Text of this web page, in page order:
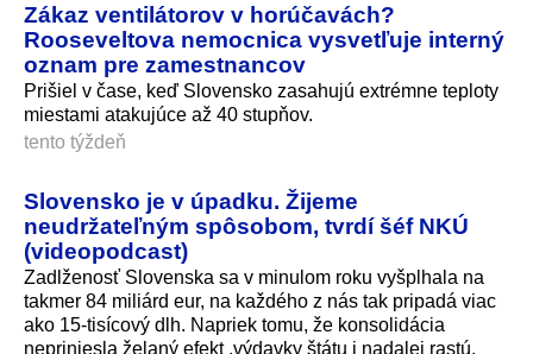
Zákaz ventilátorov v horúčavách?
Rooseveltova nemocnica vysvetľuje interný
oznam pre zamestnancov
Prišiel v čase, keď Slovensko zasahujú extrémne teploty
miestami atakujúce až 40 stupňov.
tento týždeň
Slovensko je v úpadku. Žijeme
neudržateľným spôsobom, tvrdí šéf NKÚ
(videopodcast)
Zadlženosť Slovenska sa v minulom roku vyšplhala na
takmer 84 miliárd eur, na každého z nás tak pripadá viac
ako 15-tisícový dlh. Napriek tomu, že konsolidácia
nepriniesla želaný efekt ,výdavky štátu i nadalej rastú.